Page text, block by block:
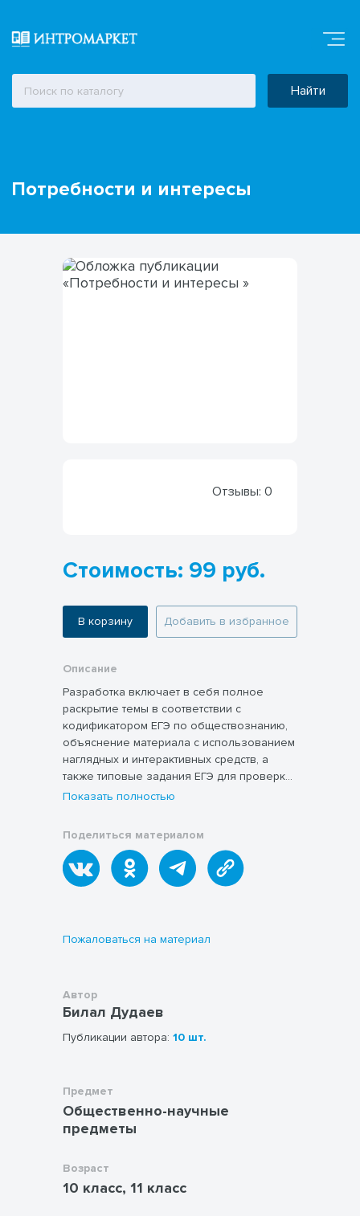
Найти
Потребности и интересы
Отзывы: 0
Стоимость: 99 руб.
В корзину Добавить в избранное
Описание
Разработка включает в себя полное
раскрытие темы в соответствии с
кодификатором ЕГЭ по обществознанию,
объяснение материала с использованием
наглядных и интерактивных средств, а
также типовые задания ЕГЭ для проверки
и закрепления темы.
Показать полностью
Поделиться материалом
Пожаловаться на материал
Автор
Билал Дудаев
Публикации автора: 10 шт.
Предмет
Общественно-научные
предметы
Возраст
10 класс, 11 класс